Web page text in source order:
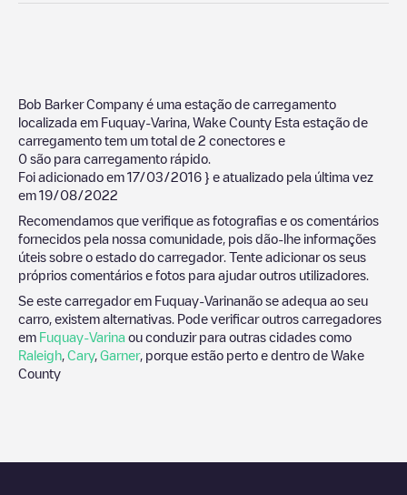
Bob Barker Company é uma estação de carregamento
localizada em Fuquay-Varina Wake County Esta estação de
carregamento tem um total de 2 conectores e
0 são para carregamento rápido.
Foi adicionado em 17/03/2016 } e atualizado pela última vez
em 19/08/2022
Recomendamos que verifique as fotografias e os comentários
fornecidos pela nossa comunidade, pois dão-lhe informações
úteis sobre o estado do carregador. Tente adicionar os seus
próprios comentários e fotos para ajudar outros utilizadores.
Se este carregador em Fuquay-Varinanão se adequa ao seu
carro, existem alternativas. Pode verificar outros carregadores
em Fuquay-Varina ou conduzir para outras cidades como
Raleigh Cary, Garner, porque estão perto e dentro de Wake
County